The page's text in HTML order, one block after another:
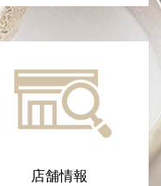
店舗情報